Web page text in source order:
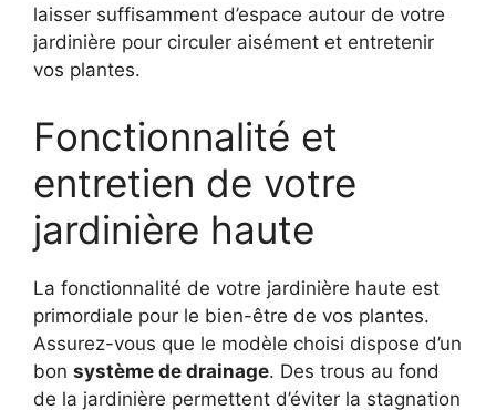
laisser suffisamment d’espace autour de votre
jardinière pour circuler aisément et entretenir
vos plantes.
Fonctionnalité et
entretien de votre
jardinière haute
La fonctionnalité de votre jardinière haute est
primordiale pour le bien-être de vos plantes.
Assurez-vous que le modèle choisi dispose d’un
bon système de drainage. Des trous au fond
de la jardinière permettent d’éviter la stagnation